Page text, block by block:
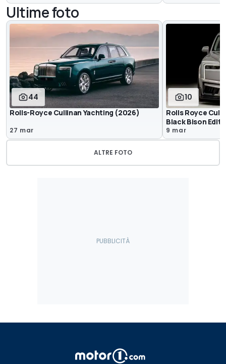
Ultime foto
44
Rolls-Royce Cullinan Yachting (2026)
27 mar
10
Rolls Royce
Black Bison
9 mar
ALTRE FOTO